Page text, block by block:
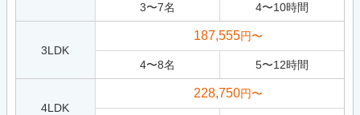
3〜7名 4〜10時間
3LDK
187,555円〜
4〜8名 5〜12時間
4LDK
228,750円〜